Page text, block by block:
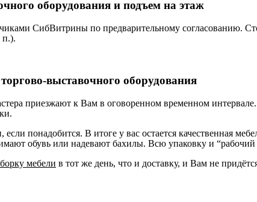
оборудования и подъем на этаж
СибВитрины по предварительному согласованию.
п.).
выставочного оборудования
приезжают к Вам в оговоренном временном
если понадобится. В итоге у вас остается качественная
обувь или надевают бахилы. Всю упаковку и
мебели в тот же день, что и доставку, и Вам не